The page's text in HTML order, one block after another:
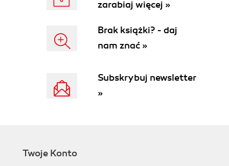
zarabiaj więcej »
Brak książki? - daj
nam znać »
Subskrybuj newsletter
»
Twoje Konto